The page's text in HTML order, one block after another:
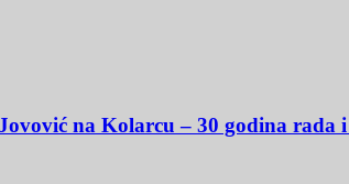
na Kolarcu – 30 godina rada